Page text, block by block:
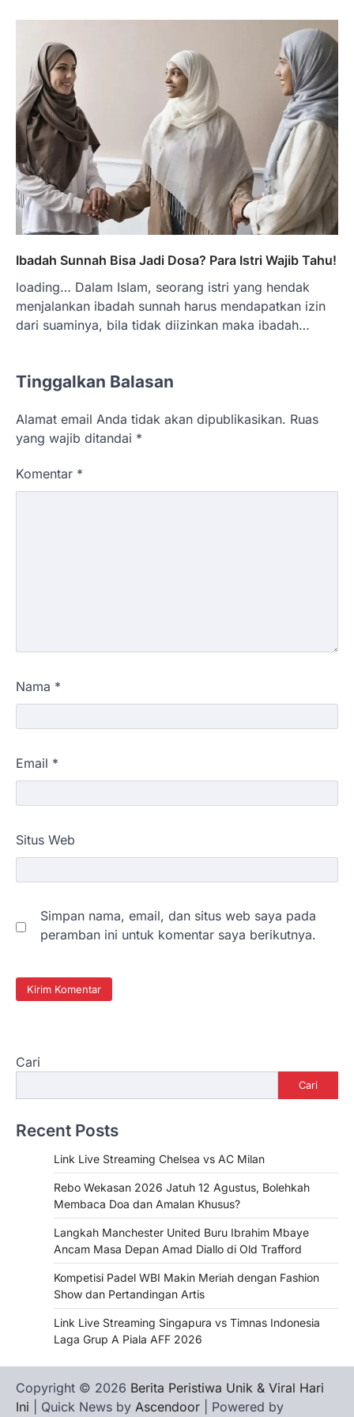
Ibadah Sunnah Bisa Jadi Dosa? Para Istri Wajib Tahu!
loading… Dalam Islam, seorang istri yang hendak
menjalankan ibadah sunnah harus mendapatkan izin
dari suaminya, bila tidak diizinkan maka ibadah…
Tinggalkan Balasan
Alamat email Anda tidak akan dipublikasikan. Ruas
yang wajib ditandai *
Komentar *
Nama *
Email *
Situs Web
Simpan nama, email, dan situs web saya pada
peramban ini untuk komentar saya berikutnya.
Cari
Cari
Recent Posts
Link Live Streaming Chelsea vs AC Milan
Rebo Wekasan 2026 Jatuh 12 Agustus, Bolehkah
Membaca Doa dan Amalan Khusus?
Langkah Manchester United Buru Ibrahim Mbaye
Ancam Masa Depan Amad Diallo di Old Trafford
Kompetisi Padel WBI Makin Meriah dengan Fashion
Show dan Pertandingan Artis
Link Live Streaming Singapura vs Timnas Indonesia
Laga Grup A Piala AFF 2026
Copyright © 2026 Berita Peristiwa Unik & Viral Hari
Ini | Quick News by Ascendoor | Powered by